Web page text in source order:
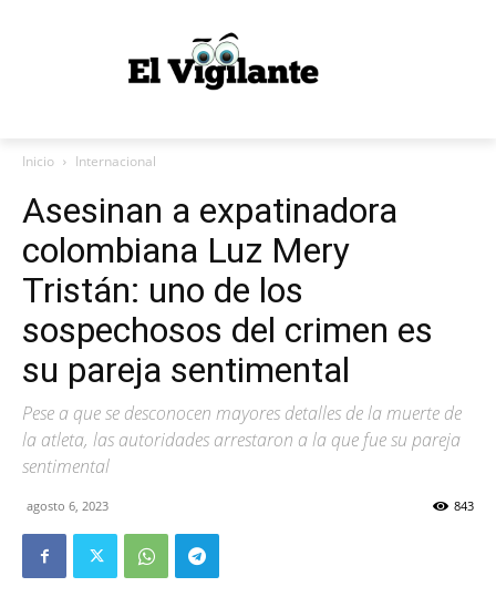
Inicio Internacional
Asesinan a expatinadora
colombiana Luz Mery
Tristán: uno de los
sospechosos del crimen es
su pareja sentimental
Pese a que se desconocen mayores detalles de la muerte de
la atleta, las autoridades arrestaron a la que fue su pareja
sentimental
agosto 6, 2023 843